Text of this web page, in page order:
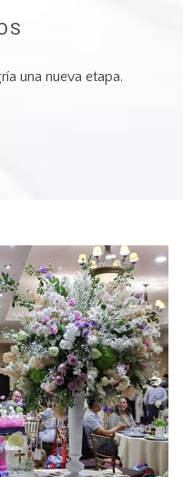
una nueva etapa.